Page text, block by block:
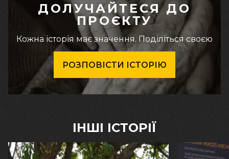
ДОЛУЧАЙТЕСЯ ДО
ПРОЄКТУ
Кожна історія має значення. Поділіться своєю
РОЗПОВІСТИ ІСТОРІЮ
ІНШІ ІСТОРІЇ